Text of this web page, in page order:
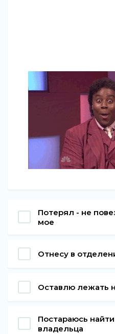
Потерял - не
мое
Отнесу в
Оставлю лежать
Постараюсь
владельца